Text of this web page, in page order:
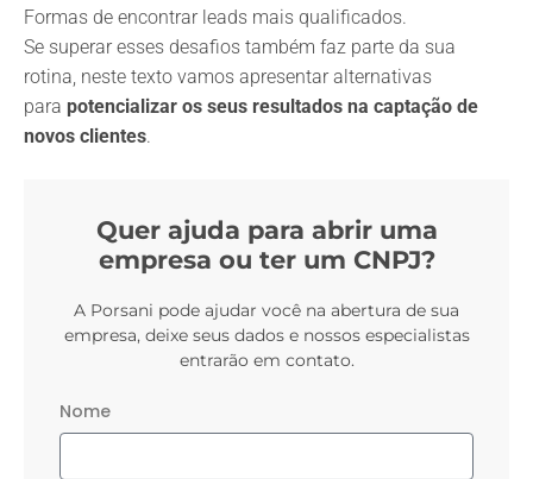
Formas de encontrar leads mais qualificados.
Se superar esses desafios também faz parte da sua
rotina, neste texto vamos apresentar alternativas
para potencializar os seus resultados na captação de
novos clientes.
Quer ajuda para abrir uma
empresa ou ter um CNPJ?
A Porsani pode ajudar você na abertura de sua
empresa, deixe seus dados e nossos especialistas
entrarão em contato.
Nome